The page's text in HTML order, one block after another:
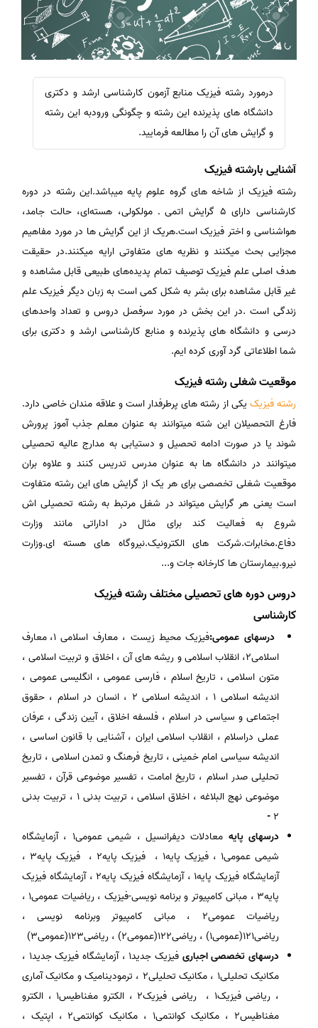
درمورد رشته فیزیک منابع آزمون کارشناسی ارشد و دکتری
دانشگاه های پذیرنده این رشته و چگونگی ورودبه این رشته
و گرایش های آن را مطالعه فرمایید.
آشنایی بارشته فیزیک
رشته فیزیک از شاخه های گروه علوم پایه میباشد.این‌ رشته‌ در دوره‌
کارشناسی‌ دارای‌ 5 گرایش‌ اتمی‌ ـ مولکولی‌، هسته‌ای‌، حالت‌ جامد،
هواشناسی‌ و اختر فیزیک است‌.هریک از این گرایش ها در مورد مفاهیم
مجزایی بحث میکنند و نظریه های متفاوتی ارایه میکنند.در حقیقت
هدف اصلی علم فیزیک توصیف تمام پدیده‌های طبیعی قابل مشاهده و
غیر قابل مشاهده برای بشر به شکل کمی است به زبان دیگر فیزیک‌ علم‌
زندگی‌ است‌ .در این بخش در مورد سرفصل دروس و تعداد واحدهای
درسی و دانشگاه های پذیرنده و منابع کارشناسی ارشد و دکتری برای
شما اطلاعاتی گرد آوری کرده ایم.
موقعیت شغلی رشته فیزیک
رشته فیزیک یکی از رشته های پرطرفدار است و علاقه مندان خاصی دارد.
فارغ التحصیلان این شته میتوانند به عنوان معلم جذب آموز پرورش
شوند یا در صورت ادامه تحصیل و دستیابی به مدارج عالیه تحصیلی
میتوانند در دانشگاه ها به عنوان مدرس تدریس کنند و علاوه بران
موقعیت شغلی تخصصی برای هر یک از گرایش های این رشته متفاوت
است یعنی هر گرایش میتواند در شغل مرتبط به رشته تحصیلی اش
شروع به فعالیت کند برای مثال در اداراتی مانند وزارت
دفاع.مخابرات.شرکت های الکترونیک.نیروگاه های هسته ای.وزارت
نیرو.بیمارستان ها کارخانه جات و...
دروس دوره های تحصیلی مختلف رشته فیزیک
کارشناسی
درسهای عمومی:
فیزیک محیط زیست ، معارف اسلامی 1، معارف
اسلامی2، انقلاب اسلامی و ریشه های آن ، اخلاق و تربیت اسلامی ،
متون اسلامی ، تاریخ اسلام ، فارسی عمومی ، انگلیسی عمومی ،
اندیشه اسلامی 1 ، اندیشه اسلامی 2 ، انسان در اسلام ، حقوق
اجتماعی و سیاسی در اسلام ، فلسفه اخلاق ، آیین زندگی ، عرفان
عملی دراسلام ، انقلاب اسلامی ایران ، آشنایی با قانون اساسی ،
اندیشه سیاسی امام خمینی ، تاریخ فرهنگ و تمدن اسلامی ، تاریخ
تحلیلی صدر اسلام ، تاریخ امامت ، تفسیر موضوعی قرآن ، تفسیر
موضوعی نهج البلاغه ، اخلاق اسلامی ، تربیت بدنی 1 ، تربیت بدنی
2
-
درسهای پایه
معادلات دیفرانسیل ، شیمی عمومی1 ، آزمایشگاه
شیمی عمومی1 ، فیزیک پایه1 ، فیزیک پایه2 ، فیزیک پایه3 ،
آزمایشگاه فیزیک پایه1 ، آزمایشگاه فیزیک پایه2 ، آزمایشگاه فیزیک
پایه3 ، مبانی کامپیوتر و برنامه نویسی-فیزیک ، ریاضیات عمومی1 ،
ریاضیات عمومی2 ، مبانی کامپیوتر وبرنامه نویسی ،
ریاضی121(عمومی1) ، ریاضی122(عمومی2) ، ریاضی123(عمومی3)
درسهای تخصصی اجباری
فیزیک جدید1 ، آزمایشگاه فیزیک جدید1 ،
مکانیک تحلیلی1 ، مکانیک تحلیلی2 ، ترمودینامیک و مکانیک آماری
، ریاضی فیزیک1 ، ریاضی فیزیک2 ، الکترو مغناطیس1 ، الکترو
مغناطیس2 ، مکانیک کوانتمی1 ، مکانیک کوانتمی2 ، اپتیک ،